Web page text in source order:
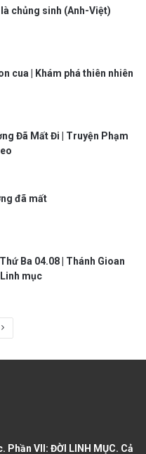
chủng sinh (Anh-Việt)
cua | Khám phá thiên nhiên
Đã Mất Đi | Truyện Phạm
đã mất
Ba 04.08 | Thánh Gioan
mục
g
Phần VII: ĐỜI LINH MỤC. Cả